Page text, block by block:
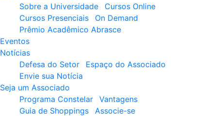
Sobre a Universidade
Cursos Online
Cursos Presenciais
On Demand
Prêmio Acadêmico Abrasce
Eventos
Notícias
Defesa do Setor
Espaço do Associado
Envie sua Notícia
Seja um Associado
Programa Constelar
Vantagens
Guia de Shoppings
Associe-se